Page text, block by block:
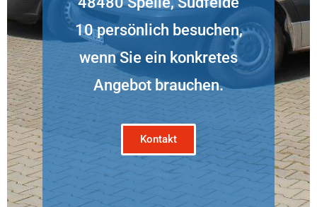
10 persönlich besuchen,
wenn Sie ein konkretes
Angebot brauchen.
Kontakt